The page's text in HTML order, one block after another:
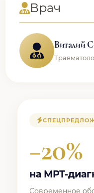
Врач
Виталий
−20%
на МРТ-
Современное